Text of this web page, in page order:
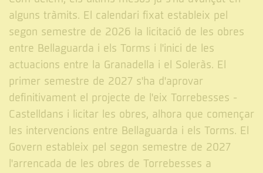
alguns tràmits. El calendari fixat estableix pel
segon semestre de 2026 la licitació de les obres
entre Bellaguarda i els Torms i l'inici de les
actuacions entre la Granadella i el Soleràs. El
primer semestre de 2027 s'ha d'aprovar
definitivament el projecte de l'eix Torrebesses -
Castelldans i licitar les obres, alhora que començar
les intervencions entre Bellaguarda i els Torms. El
Govern estableix pel segon semestre de 2027
l'arrencada de les obres de Torrebesses a